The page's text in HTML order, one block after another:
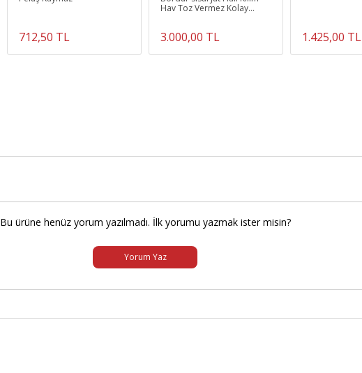
712,50 TL
Hav Toz Vermez Kolay
3.000,00 TL 1.425,00 TL
Bu ürüne henüz yorum yazılmadı. İlk yorumu yazmak ister misin?
Yorum Yaz